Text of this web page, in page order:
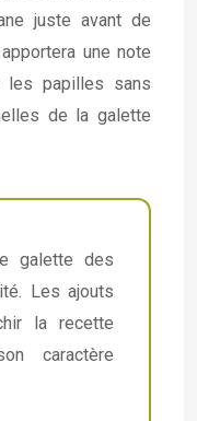
juste avant de
une note
les papilles sans
de la galette
galette des
Les ajouts
la recette
caractère